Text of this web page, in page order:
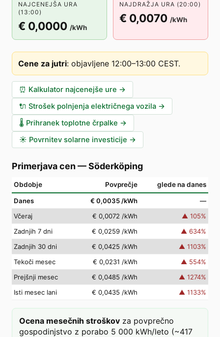
NAJCENEJŠA URA
(13:00)
€ 0,0000 /kWh
NAJDRAŽJA URA (20:00)
€ 0,0070 /kWh
Cene za jutri: objavljene 12:00–13:00 CEST.
⏰ Kalkulator najcenejše ure →
🔌 Strošek polnjenja električnega vozila →
🌡️ Prihranek toplotne črpalke →
☀️ Povrnitev solarne investicije →
Primerjava cen —Söderköping
Obdobje Povprečje glede na danes
Danes € 0,0035 /kWh
—
Včeraj
€ 0,0072 /kWh ▲ 105%
Zadnjih 7 dni
€ 0,0259 /kWh ▲ 634%
Zadnjih 30 dni
€ 0,0425 /kWh ▲ 1103%
Tekoči mesec
€ 0,0231 /kWh ▲ 554%
Prejšnji mesec
€ 0,0485 /kWh ▲ 1274%
Isti mesec lani
€ 0,0435 /kWh ▲ 1133%
Ocena mesečnih stroškov za povprečno
gospodinjstvo z porabo 5 000 kWh/leto (~417